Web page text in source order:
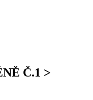
Č.1 >